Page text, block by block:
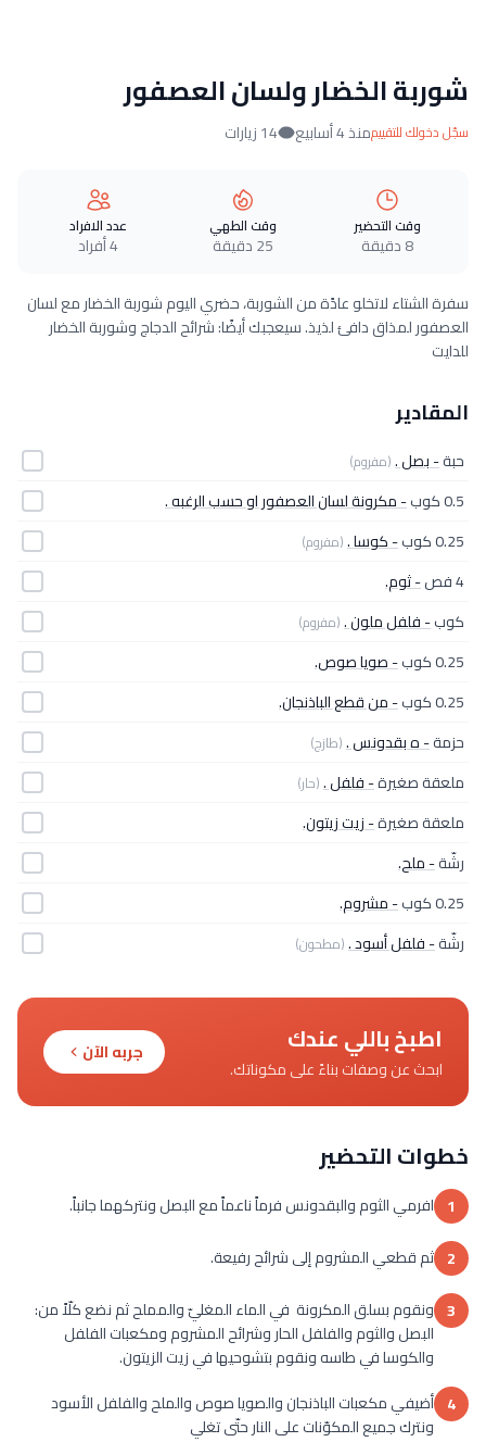
شوربة الخضار ولسان العصفور
سجّل دخولك للتقييممنذ 4 أسابيع 14 زيارات
وقت التحضير
8 دقيقة
وقت الطهي
25 دقيقة
عدد الافراد
4 أفراد
سفرة الشتاء لاتخلو عادًة من الشوربة، حضري اليوم شوربة الخضار مع لسان
العصفور لمذاق دافئ لذيذ. سيعجبك أيضًا: شرائح الدجاج وشوربة الخضار
للدايت
المقادير
حبة- بصل .(مفروم)
0.5 كوب
- مكرونة لسان العصفور او حسب الرغبه .
0.25 كوب
- كوسا .(مفروم)
4 فص
- ثوم.
كوب- فلفل ملون .(مفروم)
0.25 كوب
- صويا صوص.
0.25 كوب
- من قطع الباذنجان.
حزمة- ه بقدونس .(طازج)
ملعقة صغيرة- فلفل .(حار)
ملعقة صغيرة- زيت زيتون.
رشّة- ملح.
0.25 كوب
- مشروم.
رشّة- فلفل أسود .(مطحون)
اطبخ باللي عندك
ابحث عن وصفات بناءً على مكوناتك.
جربه الآن
خطوات التحضير
1 افرمي الثوم والبقدونس فرماً ناعماً مع البصل ونتركهما جانباً.
2 ثم قطعي المشروم إلى شرائح رفيعة.
3 ونقوم بسلق المكرونة في الماء المغليّ والمملح ثم نضع كلّاً من:
البصل والثوم والفلفل الحار وشرائح المشروم ومكعبات الفلفل
والكوسا في طاسه ونقوم بتشوحيها في زيت الزيتون.
4 أضيفي مكعبات الباذنجان والصويا صوص والملح والفلفل الأسود
ونترك جميع المكوّنات على النار حتّى تغلي